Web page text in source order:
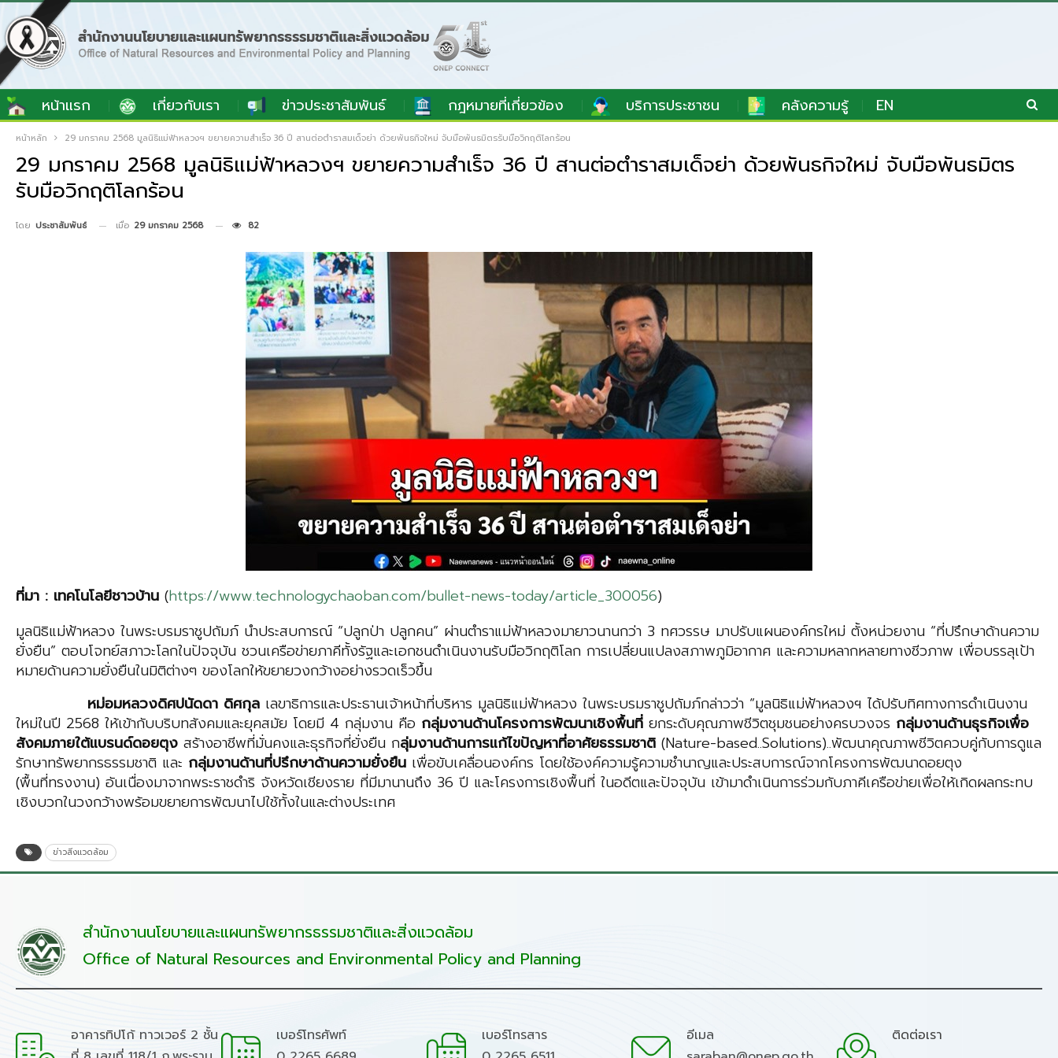
หน้าแรก เกี่ยวกับเรา ข่าวประชาสัมพันธ์ กฎหมายที่เกี่ยวข้อง บริการประชาชน คลังความรู้ EN
หน้าหลัก 29 มกราคม 2568 มูลนิธิแม่ฟ้าหลวงฯ ขยายความสำเร็จ 36 ปี สานต่อตำราสมเด็จย่า ด้วยพันธกิจใหม่ จับมือพันธมิตรรับมือวิกฤติโลกร้อน
29 มกราคม 2568 มูลนิธิแม่ฟ้าหลวงฯ ขยายความสำเร็จ 36 ปี สานต่อตำราสมเด็จย่า ด้วยพันธกิจใหม่ จับมือพันธมิตร
รับมือวิกฤติโลกร้อน
โดย ประชาสัมพันธ์ เมื่อ 29 มกราคม 2568 82
ที่มา : เทคโนโลยีชาวบ้าน (https://www.technologychaoban.com/bullet-news-today/article_300056)
มูลนิธิแม่ฟ้าหลวง ในพระบรมราชูปถัมภ์ นำประสบการณ์ “ปลูกป่า ปลูกคน” ผ่านตำราแม่ฟ้าหลวงมายาวนานกว่า 3 ทศวรรษ มาปรับแผนองค์กรใหม่ ตั้งหน่วยงาน “ที่ปรึกษาด้านความ
ยั่งยืน” ตอบโจทย์สภาวะโลกในปัจจุบัน ชวนเครือข่ายภาคีทั้งรัฐและเอกชนดำเนินงานรับมือวิกฤติโลก การเปลี่ยนแปลงสภาพภูมิอากาศ และความหลากหลายทางชีวภาพ เพื่อบรรลุเป้า
หมายด้านความยั่งยืนในมิติต่างๆ ของโลกให้ขยายวงกว้างอย่างรวดเร็วขึ้น
หม่อมหลวงดิศปนัดดา ดิศกุล เลขาธิการและประธานเจ้าหน้าที่บริหาร มูลนิธิแม่ฟ้าหลวง ในพระบรมราชูปถัมภ์กล่าวว่า “มูลนิธิแม่ฟ้าหลวงฯ ได้ปรับทิศทางการดำเนินงาน
ใหม่ในปี 2568 ให้เข้ากับบริบทสังคมและยุคสมัย โดยมี 4 กลุ่มงาน คือ กลุ่มงานด้านโครงการพัฒนาเชิงพื้นที่ ยกระดับคุณภาพชีวิตชุมชนอย่างครบวงจร กลุ่มงานด้านธุรกิจเพื่อ
สังคมภายใต้แบรนด์ดอยตุง สร้างอาชีพที่มั่นคงและธุรกิจที่ยั่งยืน กลุ่มงานด้านการแก้ไขปัญหาที่อาศัยธรรมชาติ (Nature-based..Solutions)..พัฒนาคุณภาพชีวิตควบคู่กับการดูแล
รักษาทรัพยากรธรรมชาติ และ กลุ่มงานด้านที่ปรึกษาด้านความยั่งยืน เพื่อขับเคลื่อนองค์กร โดยใช้องค์ความรู้ความชำนาญและประสบการณ์จากโครงการพัฒนาดอยตุง
(พื้นที่ทรงงาน) อันเนื่องมาจากพระราชดำริ จังหวัดเชียงราย ที่มีมานานถึง 36 ปี และโครงการเชิงพื้นที่ ในอดีตและปัจจุบัน เข้ามาดำเนินการร่วมกับภาคีเครือข่ายเพื่อให้เกิดผลกระทบ
เชิงบวกในวงกว้างพร้อมขยายการพัฒนาไปใช้ทั้งในและต่างประเทศ
ข่าวสิ่งแวดล้อม
สำนักงานนโยบายและแผนทรัพยากรธรรมชาติและสิ่งแวดล้อม
Office of Natural Resources and Environmental Policy and Planning
อาคารทิปโก้ ทาวเวอร์ 2 ชั้น
เบอร์โทรศัพท์
เบอร์โทรสาร
อีเมล
ติดต่อเรา